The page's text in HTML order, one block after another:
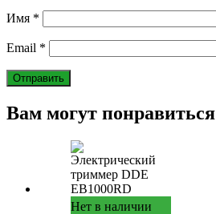
Имя *
Email *
Вам могут понравиться
Нет в наличии